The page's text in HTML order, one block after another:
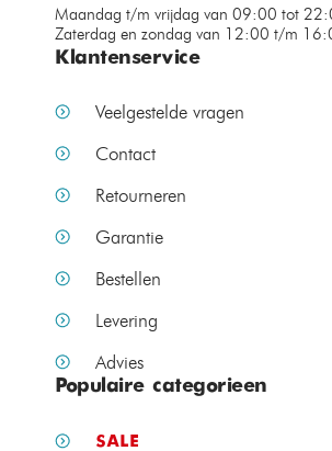
Maandag t/m vrijdag van 09:00 tot
Zaterdag en zondag van 12:00 t/m
Klantenservice
Veelgestelde vragen
Contact
Retourneren
Garantie
Bestellen
Levering
Advies
Populaire categorieen
SALE